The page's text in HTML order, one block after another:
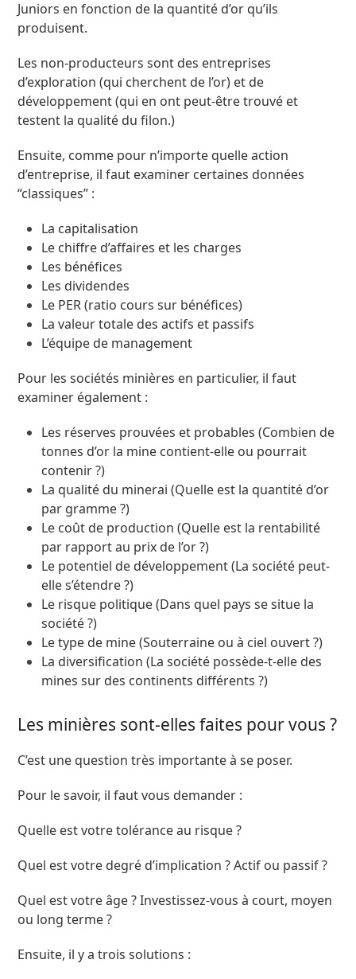
Juniors en fonction de la quantité d’or qu’ils
produisent.
Les non-producteurs sont des entreprises
d’exploration (qui cherchent de l’or) et de
développement (qui en ont peut-être trouvé et
testent la qualité du filon.)
Ensuite, comme pour n’importe quelle action
d’entreprise, il faut examiner certaines données
“classiques” :
La capitalisation
Le chiffre d’affaires et les charges
Les bénéfices
Les dividendes
Le PER (ratio cours sur bénéfices)
La valeur totale des actifs et passifs
L’équipe de management
Pour les sociétés minières en particulier, il faut
examiner également :
Les réserves prouvées et probables (Combien de
tonnes d’or la mine contient-elle ou pourrait
contenir ?)
La qualité du minerai (Quelle est la quantité d’or
par gramme ?)
Le coût de production (Quelle est la rentabilité
par rapport au prix de l’or ?)
Le potentiel de développement (La société peut-
elle s’étendre ?)
Le risque politique (Dans quel pays se situe la
société ?)
Le type de mine (Souterraine ou à ciel ouvert ?)
La diversification (La société possède-t-elle des
mines sur des continents différents ?)
Les minières sont-elles faites pour vous ?
C’est une question très importante à se poser.
Pour le savoir, il faut vous demander :
Quelle est votre tolérance au risque ?
Quel est votre degré d’implication ? Actif ou passif ?
Quel est votre âge ? Investissez-vous à court, moyen
ou long terme ?
Ensuite, il y a trois solutions :